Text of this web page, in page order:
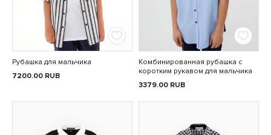
Рубашка для мальчика
7200.00 RUB
Комбинированная рубашка с
коротким рукавом для мальчика
3379.00 RUB